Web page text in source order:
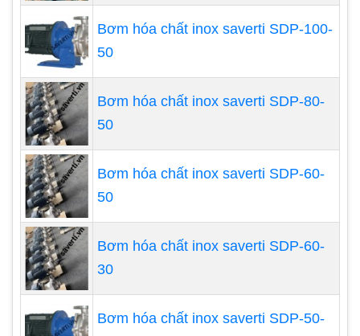
Đặc điểm của máy bơm hóa chất
Máy bơm hóa chất có nhiều đặc điểm nổi bật giúp
tiết kiệm chi phí bơm cho người sử dụng cũng như
tiết kiệm điện năng và thời gian hoạt động, cho
hiệu suất làm việc cao.
Máy bơm hóa chất chủ yếu dùng bơm các
loại hóa chất kể cả hóa chất đặc, siêu đặc
nóng
Bơm hóa chất inox saverti SDP-100-
50
Bơm hóa chất inox saverti SDP-80-
50
Bơm hóa chất inox saverti SDP-60-
50
Bơm hóa chất inox saverti SDP-60-
30
Bơm hóa chất inox saverti SDP-50-